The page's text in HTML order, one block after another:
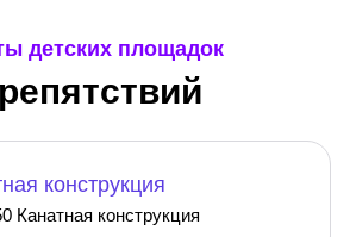
детских площадок
Канатная конструкция